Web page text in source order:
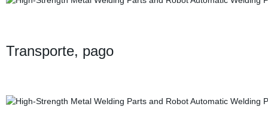
Transporte, pago